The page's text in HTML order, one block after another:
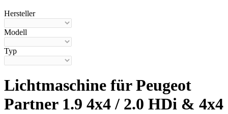
Hersteller
Modell
Typ
Lichtmaschine für Peugeot
Partner 1.9 4x4 / 2.0 HDi & 4x4